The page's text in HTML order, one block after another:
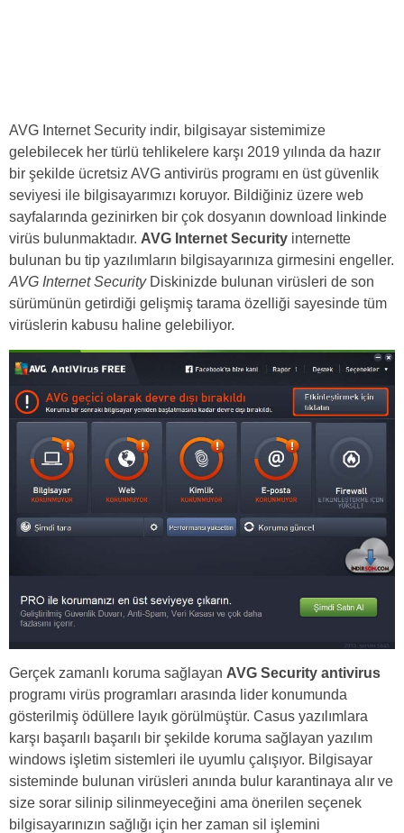
AVG Internet Security indir, bilgisayar sistemimize
gelebilecek her türlü tehlikelere karşı 2019 yılında da hazır
bir şekilde ücretsiz AVG antivirüs programı en üst güvenlik
seviyesi ile bilgisayarımızı koruyor. Bildiğiniz üzere web
sayfalarında gezinirken bir çok dosyanın download linkinde
virüs bulunmaktadır. AVG Internet Security internette
bulunan bu tip yazılımların bilgisayarınıza girmesini engeller.
AVG Internet SecurityDiskinizde bulunan virüsleri de son
sürümünün getirdiği gelişmiş tarama özelliği sayesinde tüm
virüslerin kabusu haline gelebiliyor.
Gerçek zamanlı koruma sağlayan AVG Security antivirus
programı virüs programları arasında lider konumunda
gösterilmiş ödüllere layık görülmüştür. Casus yazılımlara
karşı başarılı başarılı bir şekilde koruma sağlayan yazılım
windows işletim sistemleri ile uyumlu çalışıyor. Bilgisayar
sisteminde bulunan virüsleri anında bulur karantinaya alır ve
size sorar silinip silinmeyeceğini ama önerilen seçenek
bilgisayarınızın sağlığı için her zaman sil işlemini